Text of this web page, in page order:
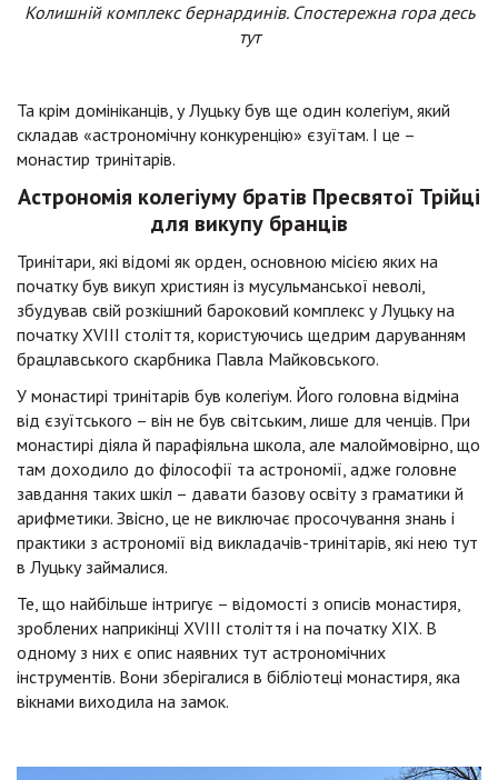
Колишній комплекс бернардинів. Спостережна гора десь
тут
Та крім домініканців, у Луцьку був ще один колегіум, який
складав «астрономічну конкуренцію» єзуїтам. І це –
монастир тринітарів.
Астрономія колегіуму братів Пресвятої Трійці
для викупу бранців
Тринітари, які відомі як орден, основною місією яких на
початку був викуп християн із мусульманської неволі,
збудував свій розкішний бароковий комплекс у Луцьку на
початку XVIII століття, користуючись щедрим даруванням
брацлавського скарбника Павла Майковського.
У монастирі тринітарів був колегіум. Його головна відміна
від єзуїтського – він не був світським, лише для ченців. При
монастирі діяла й парафіяльна школа, але малоймовірно, що
там доходило до філософії та астрономії, адже головне
завдання таких шкіл – давати базову освіту з граматики й
арифметики. Звісно, це не виключає просочування знань і
практики з астрономії від викладачів-тринітарів, які нею тут
в Луцьку займалися.
Те, що найбільше інтригує – відомості з описів монастиря,
зроблених наприкінці XVIII століття і на початку ХІХ. В
одному з них є опис наявних тут астрономічних
інструментів. Вони зберігалися в бібліотеці монастиря, яка
вікнами виходила на замок.